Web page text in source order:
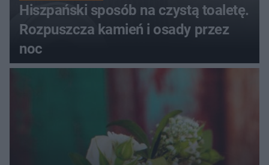
Hiszpański sposób na czystą toaletę.
Rozpuszcza kamień i osady przez
noc